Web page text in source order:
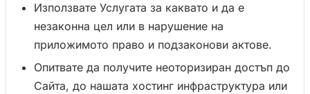
Използвате Услугата за каквато и да е
незаконна цел или в нарушение на
приложимото право и подзаконови актове.
Опитвате да получите неоторизиран достъп до
Сайта, до нашата хостинг инфраструктура или